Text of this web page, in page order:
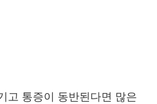
고 통증이 동반된다면 많은